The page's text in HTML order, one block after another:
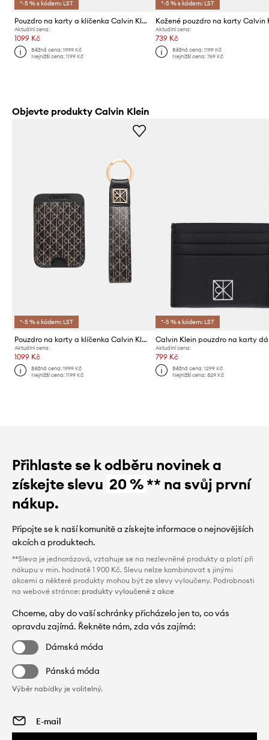
*-5 % s kódem: LST
Pouzdro na karty a klíčenka Calvin Klein
Aktuální cena:
1099 Kč
Běžná cena:1999 Kč
Nejnižší cena:1199 Kč
*-5 % s kódem: LST
Kožené pouzdro na karty Calvin
Aktuální cena:
739 Kč
Běžná cena: 1199 Kč
Nejnižší cena: 769 Kč
Objevte produkty Calvin Klein
*-5 % s kódem: LST
Pouzdro na karty a klíčenka Calvin Klein
Aktuální cena:
1099 Kč
Běžná cena:1999 Kč
Nejnižší cena:1199 Kč
*-5 % s kódem: LST
Aktuální cena:
799 Kč
Běžná cena: 1299 Kč
Nejnižší cena: 829 Kč
Přihlaste se k odběru novinek a
získejte slevu 20 %** na svůj první
nákup.
Připojte se k naší komunitě a získejte informace o nejnovějších
akcích a produktech.
**Sleva je jednorázová, vztahuje se na nezlevněné produkty a platí při
nákupu v min. hodnotě 1 900 Kč. Slevu nelze kombinovat s jinými
akcemi a některé produkty mohou být ze slevy vyloučeny. Podrobnosti
na webové stránce: produkty vyloučené z akce
Chceme, aby do vaší schránky přicházelo jen to, co vás
opravdu zajímá. Řekněte nám, zda vás zajímá:
Dámská móda
Pánská móda
Výběr nabídky je volitelný.